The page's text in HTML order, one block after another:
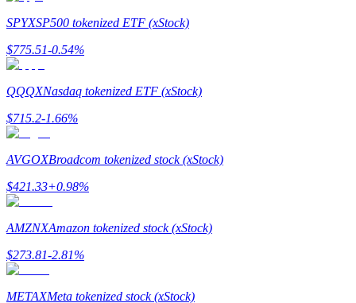
SPYXSP500 tokenized ETF (xStock)
$775.51-0.54%
QQQXNasdaq tokenized ETF (xStock)
$715.2-1.66%
AVGOXBroadcom tokenized stock (xStock)
$421.33+0.98%
AMZNXAmazon tokenized stock (xStock)
$273.81-2.81%
METAXMeta tokenized stock (xStock)